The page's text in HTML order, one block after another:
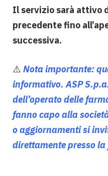
Il servizio sarà attivo
precedente fino
successiva.
⚠️ Nota importante:
informativo. ASP
dell’operato delle
fanno capo alla
o aggiornamenti si
direttamente presso